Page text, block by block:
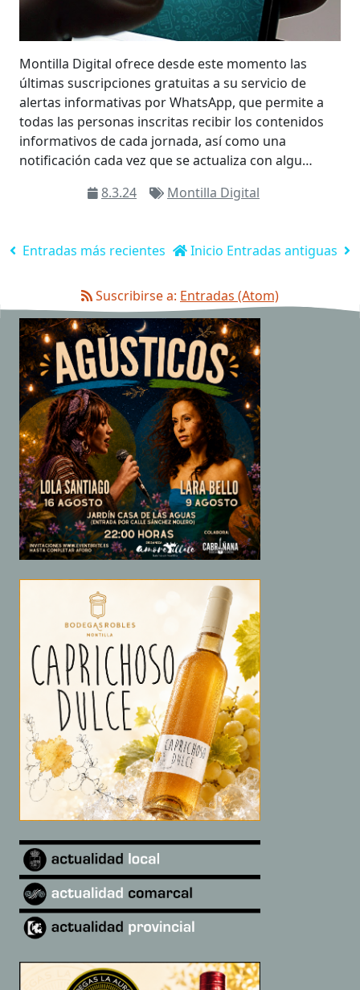
Montilla Digital ofrece desde este momento las
últimas suscripciones gratuitas a su servicio de
alertas informativas por WhatsApp, que permite a
todas las personas inscritas recibir los contenidos
informativos de cada jornada, así como una
notificación cada vez que se actualiza con algu…
8.3.24
Montilla Digital
Entradas más recientes Entradas antiguas
Inicio
Suscribirse a: Entradas (Atom)